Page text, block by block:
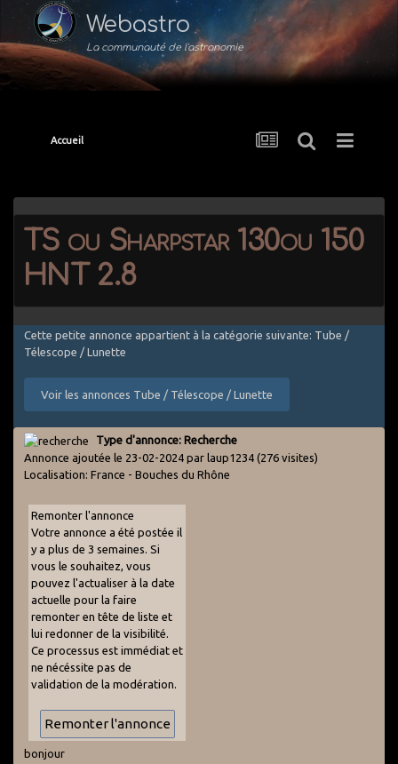
Webastro
La communauté de l'astronomie
Accueil
TS ou Sharpstar 130ou 150
HNT 2.8
Cette petite annonce appartient à la catégorie suivante: Tube /
Télescope / Lunette
Voir les annonces Tube / Télescope / Lunette
Type d'annonce: Recherche
Annonce ajoutée le 23-02-2024 par laup1234 (276 visites)
Localisation: France - Bouches du Rhône
Remonter l'annonce
Votre annonce a été postée il
y a plus de 3 semaines. Si
vous le souhaitez, vous
pouvez l'actualiser à la date
actuelle pour la faire
remonter en tête de liste et
lui redonner de la visibilité.
Ce processus est immédiat et
ne nécéssite pas de
validation de la modération.
bonjour